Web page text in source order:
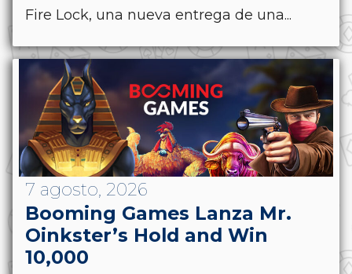
Fire Lock, una nueva entrega de una...
7 agosto, 2026
Booming Games Lanza Mr.
Oinkster’s Hold and Win
10,000